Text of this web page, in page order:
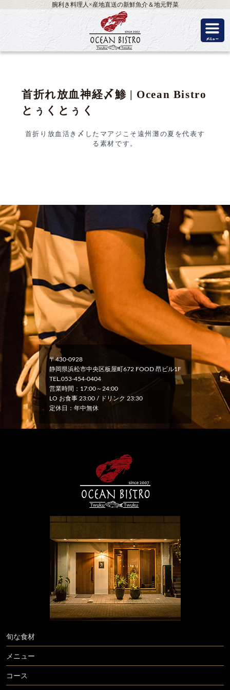
腕利き料理人×産地直送の新鮮魚介＆地元野菜
首折れ放血神経〆鯵 | Ocean Bistro
とぅくとぅく
首折り放血活き〆したマアジこそ遠州灘の夏を代表す
る素材です。
〒430-0928
静岡県浜松市中央区板屋町672 FOOD 昂ビル1F
TEL.053-454-0404
営業時間：17:00～24:00
LO お食事 23:00 / ドリンク 23:30
定休日：年中無休
旬な食材
メニュー
コース